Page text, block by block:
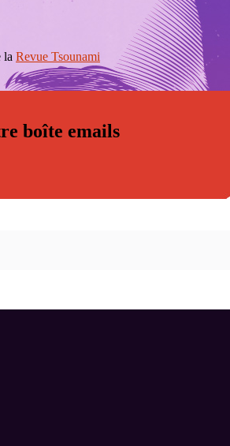
la Revue Tsounami
boîte emails